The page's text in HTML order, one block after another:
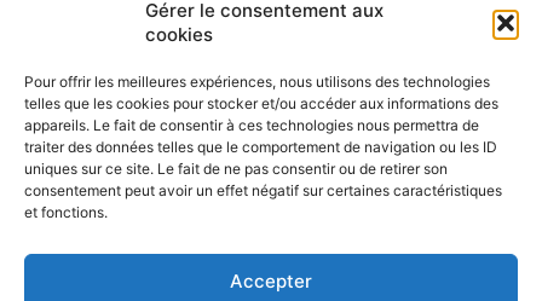
Gérer le consentement aux
cookies
Pour offrir les meilleures expériences, nous utilisons des technologies
telles que les cookies pour stocker et/ou accéder aux informations des
appareils. Le fait de consentir à ces technologies nous permettra de
traiter des données telles que le comportement de navigation ou les ID
uniques sur ce site. Le fait de ne pas consentir ou de retirer son
consentement peut avoir un effet négatif sur certaines caractéristiques
et fonctions.
Accepter
Coton-tige
a
h
e
s
a